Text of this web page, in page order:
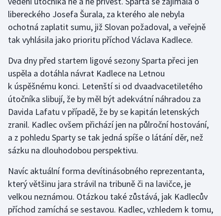
libereckého Josefa Šurala, za kterého ale nebyla
ochotná zaplatit sumu, již Slovan požadoval, a veřejně
tak vyhlásila jako prioritu příchod Václava Kadlece.
Dva dny před startem ligové sezony Sparta přeci jen
uspěla a dotáhla návrat Kadlece na Letnou
k úspěšnému konci. Letenští si od dvaadvacetiletého
útočníka slibují, že by měl být adekvátní náhradou za
Davida Lafatu v případě, že by se kapitán letenských
zranil. Kadlec ovšem přichází jen na půlroční hostování,
a z pohledu Sparty se tak jedná spíše o látání děr, než
sázku na dlouhodobou perspektivu.
Navíc aktuální forma devítinásobného reprezentanta,
který většinu jara strávil na tribuně či na lavičce, je
velkou neznámou. Otázkou také zůstává, jak Kadlecův
příchod zamíchá se sestavou. Kadlec, vzhledem k tomu,